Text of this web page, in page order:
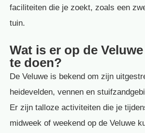
faciliteiten die je zoekt, zoals een
tuin.
Wat is er op de
te doen?
De Veluwe is bekend om zijn
heidevelden, vennen en
Er zijn talloze activiteiten die je
midweek of weekend op de Veluwe